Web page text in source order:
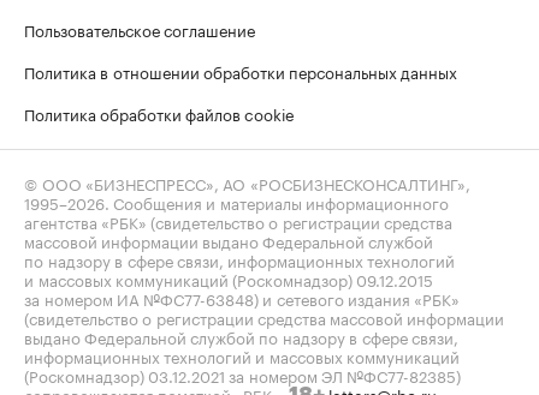
Пользовательское соглашение
Политика в отношении обработки персональных данных
Политика обработки файлов cookie
© ООО «БИЗНЕСПРЕСС», АО «РОСБИЗНЕСКОНСАЛТИНГ»,
1995–2026 . Сообщения и материалы информационного
агентства «РБК» (свидетельство о регистрации средства
массовой информации выдано Федеральной службой
по надзору в сфере связи, информационных технологий
и массовых коммуникаций (Роскомнадзор) 09.12.2015
за номером ИА №ФС77-63848) и сетевого издания «РБК»
(свидетельство о регистрации средства массовой информации
выдано Федеральной службой по надзору в сфере связи,
информационных технологий и массовых коммуникаций
(Роскомнадзор) 03.12.2021 за номером ЭЛ №ФС77-82385)